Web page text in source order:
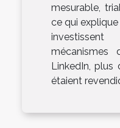
mesurable,
ce qui
LinkedIn, plus
étaient